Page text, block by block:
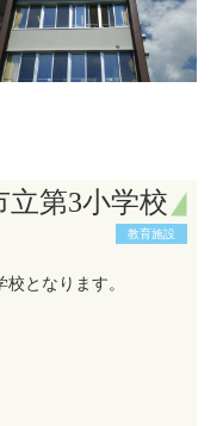
立第3小学校
教育施設
となります。